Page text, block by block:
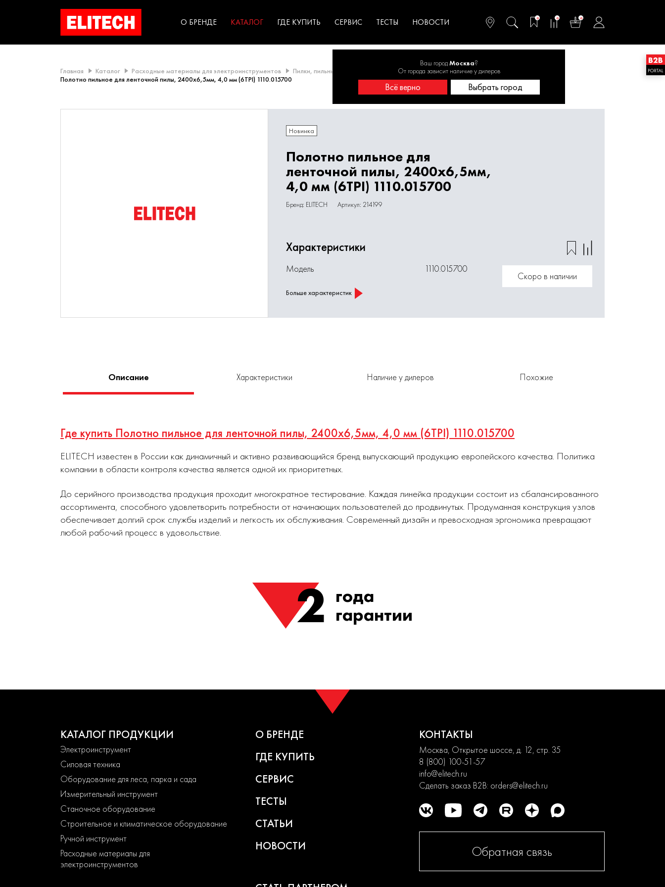
О БРЕНДЕ КАТАЛОГ садоводства
ГДЕ КУПИТЬ СЕРВИС ТЕСТЫ НОВОСТИ 0 0 0
Ваш городМосква?
От города зависит наличие у дилеров
Всё верно Выбрать город
Главная Каталог Расходные материалы для электроинструментов Пилки, пильные полотна
Полотна для ленточных пил
Полотно пильное для ленточной пилы, 2400х6,5мм, 4,0 мм (6TPI) 1110.015700
Новинка
Полотно пильное для
ленточной пилы, 2400х6,5мм,
4,0 мм (6TPI) 1110.015700
Бренд: ELITECH Артикул: 214199
Характеристики
Модель 1110.015700
Больше характеристик
Скоро в наличии
Описание Характеристики Наличие у дилеров Похожие
Где купить Полотно пильное для ленточной пилы, 2400х6,5мм, 4,0 мм (6TPI) 1110.015700
ELITECH известен в России как динамичный и активно развивающийся бренд выпускающий продукцию европейского качества. Политика
компании в области контроля качества является одной их приоритетных.
До серийного производства продукция проходит многократное тестирование. Каждая линейка продукции состоит из сбалансированного
ассортимента, способного удовлетворить потребности от начинающих пользователей до продвинутых. Продуманная конструкция узлов
обеспечивает долгий срок службы изделий и легкость их обслуживания. Современный дизайн и превосходная эргономика превращают
любой рабочий процесс в удовольствие.
2 года
гарантии
КАТАЛОГ ПРОДУКЦИИ
Электроинструмент
Силовая техника
Оборудование для леса, парка и сада
Измерительный инструмент
Станочное оборудование
Строительное и климатическое оборудование
Ручной инструмент
Расходные материалы для
электроинструментов
О БРЕНДЕ
ГДЕ КУПИТЬ
СЕРВИС
ТЕСТЫ
СТАТЬИ
НОВОСТИ
КОНТАКТЫ
Москва, Открытое шоссе, д. 12, стр. 35
8 (800) 100-51-57
info@elitech.ru
Сделать заказ B2B: orders@elitech.ru
Обратная связь